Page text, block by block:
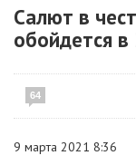
Салют в
обойдется
64
9 марта 2021 8:36